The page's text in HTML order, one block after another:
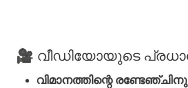
🎥 വീഡിയോയുടെ
വിമാനത്തിന്റെ